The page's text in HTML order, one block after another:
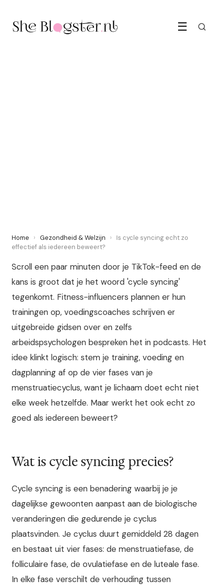
☰
Home › Gezondheid & Welzijn ›
Is cycle syncing echt zo
effectief als iedereen beweert?
Scroll een paar minuten door je TikTok-feed en de
kans is groot dat je het woord 'cycle syncing'
tegenkomt. Fitness-influencers plannen er hun
trainingen op, voedingscoaches schrijven er
uitgebreide gidsen over en zelfs
arbeidspsychologen bespreken het in podcasts. Het
idee klinkt logisch: stem je training, voeding en
dagplanning af op de vier fases van je
menstruatiecyclus, want je lichaam doet echt niet
elke week hetzelfde. Maar werkt het ook echt zo
goed als iedereen beweert?
Wat is cycle syncing precies?
Cycle syncing is een benadering waarbij je je
dagelijkse gewoonten aanpast aan de biologische
veranderingen die gedurende je cyclus
plaatsvinden. Je cyclus duurt gemiddeld 28 dagen
en bestaat uit vier fases: de menstruatiefase, de
folliculaire fase, de ovulatiefase en de luteale fase.
In elke fase verschilt de verhouding tussen